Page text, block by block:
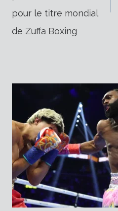
l’article
pour le titre mondial
de Zuffa Boxing